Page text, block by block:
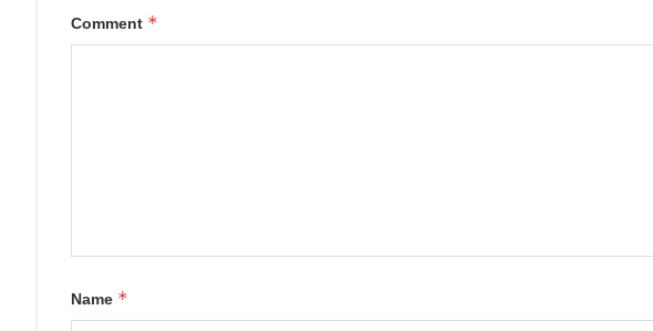
Comment *
Name *